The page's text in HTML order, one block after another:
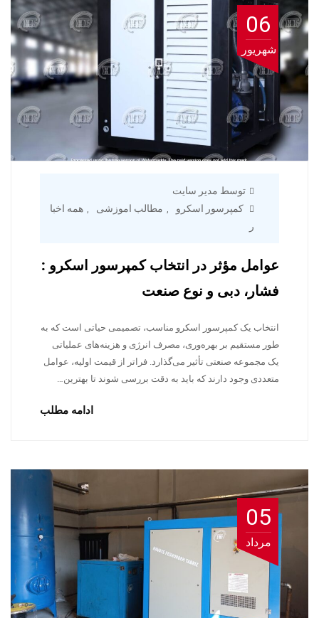
06
شهریور
توسط مدیر سایت
کمپرسور اسکرو
, مطالب اموزشی , همه اخبا
ر
عوامل مؤثر در انتخاب کمپرسور اسکرو :
فشار، دبی و نوع صنعت
انتخاب یک کمپرسور اسکرو مناسب، تصمیمی حیاتی است که به
طور مستقیم بر بهره‌وری، مصرف انرژی و هزینه‌های عملیاتی
یک مجموعه صنعتی تأثیر می‌گذارد. فراتر از قیمت اولیه، عوامل
متعددی وجود دارند که باید به دقت بررسی شوند تا بهترین…
ادامه مطلب
05
مرداد